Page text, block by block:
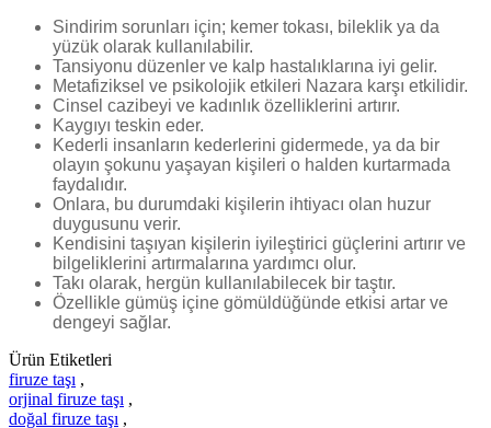
Sindirim sorunları için; kemer tokası, bileklik ya da
yüzük olarak kullanılabilir.
Tansiyonu düzenler ve kalp hastalıklarına iyi gelir.
Metafiziksel ve psikolojik etkileri Nazara karşı etkilidir.
Cinsel cazibeyi ve kadınlık özelliklerini artırır.
Kaygıyı teskin eder.
Kederli insanların kederlerini gidermede, ya da bir
olayın şokunu yaşayan kişileri o halden kurtarmada
faydalıdır.
Onlara, bu durumdaki kişilerin ihtiyacı olan huzur
duygusunu verir.
Kendisini taşıyan kişilerin iyileştirici güçlerini artırır ve
bilgeliklerini artırmalarına yardımcı olur.
Takı olarak, hergün kullanılabilecek bir taştır.
Özellikle gümüş içine gömüldüğünde etkisi artar ve
dengeyi sağlar.
Ürün Etiketleri
firuze taşı ,
orjinal firuze taşı ,
doğal firuze taşı ,